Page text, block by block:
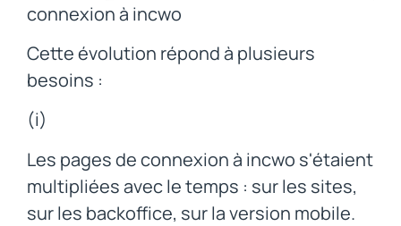
connexion à incwo
Cette évolution répond à plusieurs
besoins :
(i)
Les pages de connexion à incwo s'étaient
multipliées avec le temps : sur les sites,
sur les backoffice, sur la version mobile.